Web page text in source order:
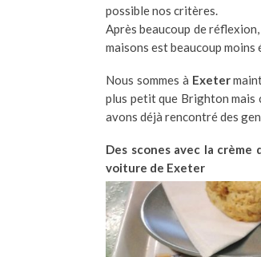
possible nos critères.
Après beaucoup de
maisons est beaucoup
Nous sommes à Exeter
plus petit que Brighton mais
avons déjà rencontré des
Des scones avec la
voiture de Exeter